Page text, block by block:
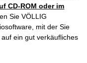
CD-ROM oder im
Sie VÖLLIG
mit der Sie
ein gut verkäufliches